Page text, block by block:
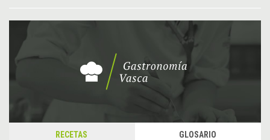
RECETAS GLOSARIO